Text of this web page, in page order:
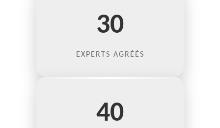
30
EXPERTS AGRÉÉS
40